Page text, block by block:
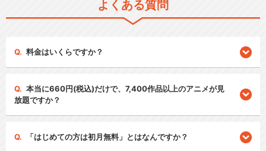
よくある質問
料金はいくらですか？
本当に660円(税込)だけで、7,400作品以上のアニメが見
放題ですか？
「はじめての方は初月無料」とはなんですか？